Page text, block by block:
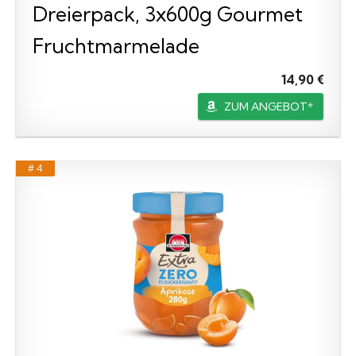
Dreierpack, 3x600g Gourmet
Fruchtmarmelade
14,90 €
ZUM ANGEBOT*
# 4